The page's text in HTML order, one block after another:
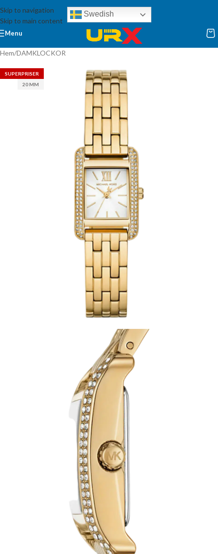
Skip to navigation
Skip to main content
Swedish
Menu
Hem/DAMKLOCKOR
SUPERPRISER
20 MM